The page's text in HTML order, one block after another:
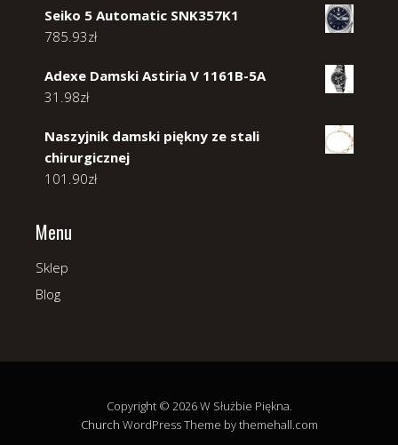
Seiko 5 Automatic SNK357K1
785.93zł
Adexe Damski Astiria V 1161B-5A
31.98zł
Naszyjnik damski piękny ze stali
chirurgicznej
101.90zł
Menu
Sklep
Blog
Copyright © 2026 W Służbie Piękna.
Church WordPress Theme by themehall.com